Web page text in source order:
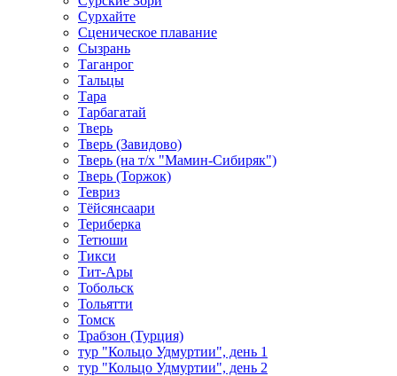
Сурхайте
Сценическое плавание
Сызрань
Таганрог
Тальцы
Тара
Тарбагатай
Тверь
Тверь (Завидово)
Тверь (на т/х "Мамин-Сибиряк")
Тверь (Торжок)
Тевриз
Тёйсянсаари
Териберка
Тетюши
Тикси
Тит-Ары
Тобольск
Тольятти
Томск
Трабзон (Турция)
тур "Кольцо Удмуртии", день 1
тур "Кольцо Удмуртии", день 2